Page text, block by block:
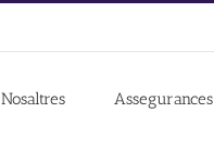
Nosaltres Assegurances